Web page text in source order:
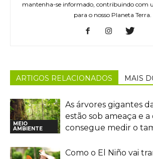
mantenha-se informado, contribuindo com
para o nosso Planeta Terra.
ARTIGOS RELACIONADOS MAIS
MEIO
AMBIENTE
As árvores gigantes
estão sob ameaça e a
consegue medir o
Como o El Niño vai